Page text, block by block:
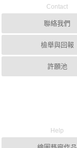
Contact
聯絡我們
檢舉與回報
許願池
Help